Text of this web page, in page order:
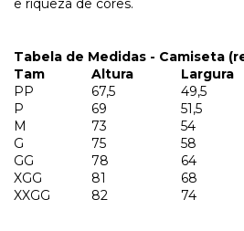
Tabela de Medidas - Camiseta
Tam
Altura Largura
PP
67,5 49,5
P
69 51,5
M
73 54
G
75 58
GG
78 64
XGG
81 68
XXGG
82 74